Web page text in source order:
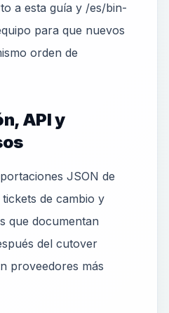
a esta guía y /es/bin-
para que nuevos
orden de
API y
JSON de
de cambio y
que documentan
del cutover
proveedores más